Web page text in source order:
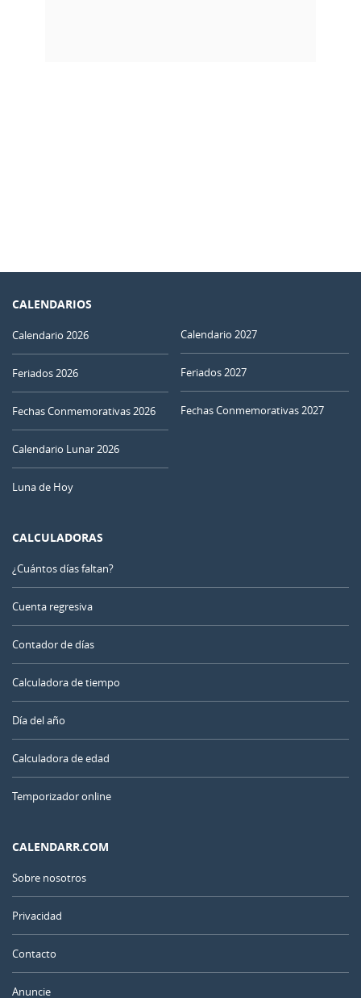
CALENDARIOS
Calendario 2026
Feriados 2026
Fechas Conmemorativas 2026
Calendario Lunar 2026
Luna de Hoy
Calendario 2027
Feriados 2027
Fechas Conmemorativas 2027
CALCULADORAS
¿Cuántos días faltan?
Cuenta regresiva
Contador de días
Calculadora de tiempo
Día del año
Calculadora de edad
Temporizador online
CALENDARR.COM
Sobre nosotros
Privacidad
Contacto
Anuncie